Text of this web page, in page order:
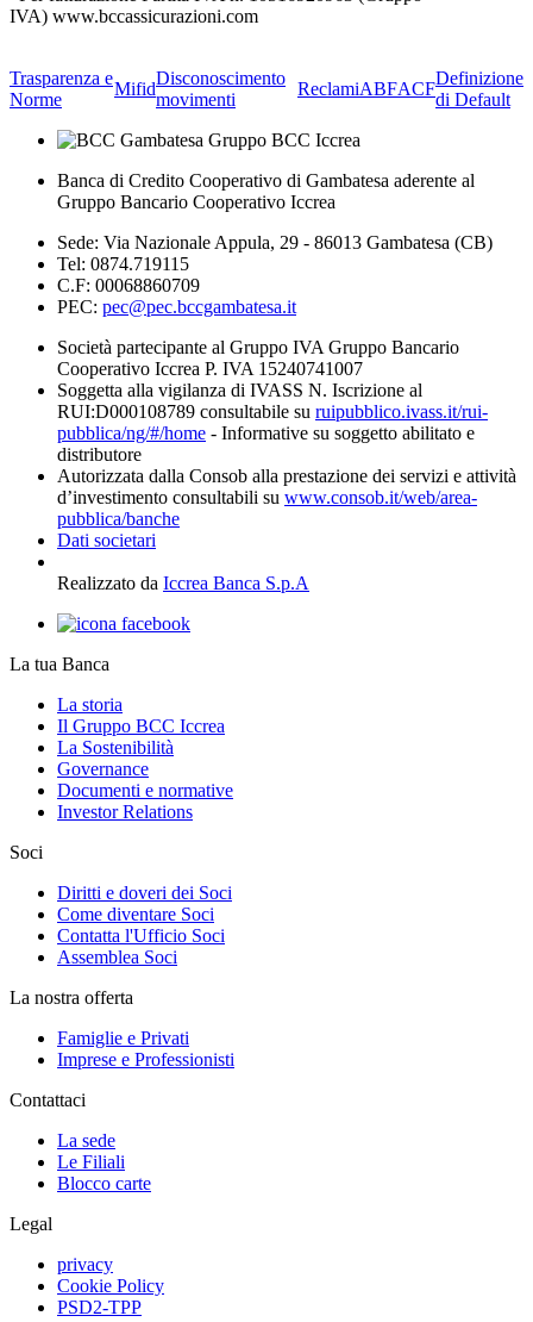
IVA) www.bccassicurazioni.com
Trasparenza e
Norme
Mifid
Disconoscimento
movimenti
ReclamiABFACF
Definizione
di Default
Banca di Credito Cooperativo di Gambatesa aderente al
Gruppo Bancario Cooperativo Iccrea
Sede: Via Nazionale Appula, 29 - 86013 Gambatesa (CB)
Tel: 0874.719115
C.F: 00068860709
PEC: pec@pec.bccgambatesa.it
Società partecipante al Gruppo IVA Gruppo Bancario
Cooperativo Iccrea P. IVA 15240741007
Soggetta alla vigilanza di IVASS N. Iscrizione al
RUI:D000108789 consultabile su ruipubblico.ivass.it/rui-
pubblica/ng/#/home - Informative su soggetto abilitato e
distributore
Autorizzata dalla Consob alla prestazione dei servizi e attività
d’investimento consultabili su www.consob.it/web/area-
pubblica/banche
Dati societari
Realizzato da Iccrea Banca S.p.A
La tua Banca
La storia
Il Gruppo BCC Iccrea
La Sostenibilità
Governance
Documenti e normative
Investor Relations
Soci
Diritti e doveri dei Soci
Come diventare Soci
Contatta l'Ufficio Soci
Assemblea Soci
La nostra offerta
Famiglie e Privati
Imprese e Professionisti
Contattaci
La sede
Le Filiali
Blocco carte
Legal
privacy
Cookie Policy
PSD2-TPP